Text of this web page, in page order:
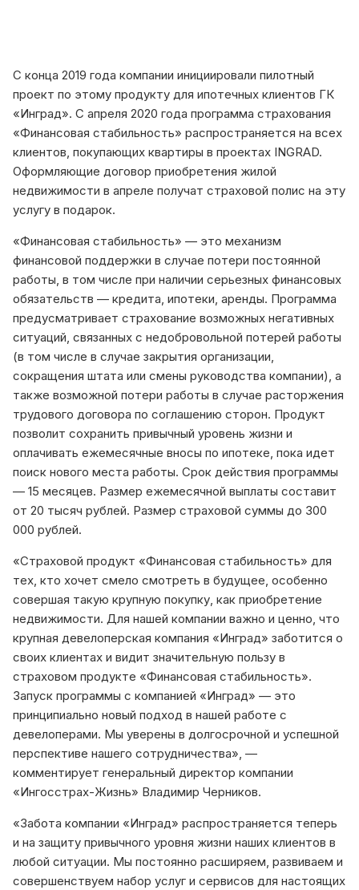
С конца 2019 года компании инициировали пилотный
проект по этому продукту для ипотечных клиентов ГК
«Инград». С апреля 2020 года программа страхования
«Финансовая стабильность» распространяется на всех
клиентов, покупающих квартиры в проектах INGRAD.
Оформляющие договор приобретения жилой
недвижимости в апреле получат страховой полис на эту
услугу в подарок.
«Финансовая стабильность» — это механизм
финансовой поддержки в случае потери постоянной
работы, в том числе при наличии серьезных финансовых
обязательств — кредита, ипотеки, аренды. Программа
предусматривает страхование возможных негативных
ситуаций, связанных с недобровольной потерей работы
(в том числе в случае закрытия организации,
сокращения штата или смены руководства компании), а
также возможной потери работы в случае расторжения
трудового договора по соглашению сторон. Продукт
позволит сохранить привычный уровень жизни и
оплачивать ежемесячные вносы по ипотеке, пока идет
поиск нового места работы. Срок действия программы
— 15 месяцев. Размер ежемесячной выплаты составит
от 20 тысяч рублей. Размер страховой суммы до 300
000 рублей.
«Страховой продукт «Финансовая стабильность» для
тех, кто хочет смело смотреть в будущее, особенно
совершая такую крупную покупку, как приобретение
недвижимости. Для нашей компании важно и ценно, что
крупная девелоперская компания «Инград» заботится о
своих клиентах и видит значительную пользу в
страховом продукте «Финансовая стабильность».
Запуск программы с компанией «Инград» — это
принципиально новый подход в нашей работе с
девелоперами. Мы уверены в долгосрочной и успешной
перспективе нашего сотрудничества», —
комментирует генеральный директор компании
«Ингосстрах-Жизнь» Владимир Черников.
«Забота компании «Инград» распространяется теперь
и на защиту привычного уровня жизни наших клиентов в
любой ситуации. Мы постоянно расширяем, развиваем и
совершенствуем набор услуг и сервисов для настоящих